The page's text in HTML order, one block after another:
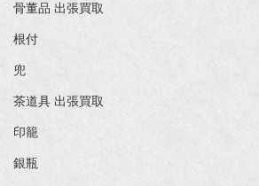
骨董品 出張買取
根付
兜
茶道具 出張買取
印籠
銀瓶